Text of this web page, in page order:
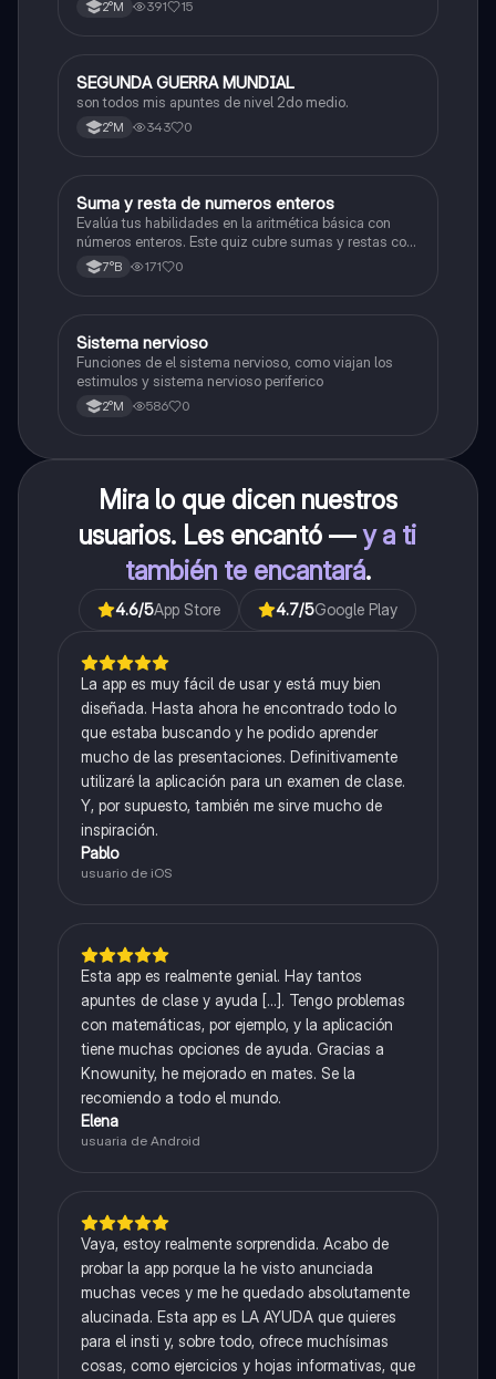
2°M 391 15
Historia
SEGUNDA GUERRA MUNDIAL
son todos mis apuntes de nivel 2do medio.
2°M 343 0
SMatemáticas
Suma y resta de numeros enteros
Evalúa tus habilidades en la aritmética básica con
números enteros. Este quiz cubre sumas y restas con
números positivos y negativos.
7°B 171 0
SBiología
Sistema nervioso
Funciones de el sistema nervioso, como viajan los
estimulos y sistema nervioso periferico
2°M 586 0
Mira lo que dicen nuestros
usuarios. Les encantó —y a ti
también te encantará.
4.6/5App Store 4.7/5Google Play
La app es muy fácil de usar y está muy bien
diseñada. Hasta ahora he encontrado todo lo
que estaba buscando y he podido aprender
mucho de las presentaciones. Definitivamente
utilizaré la aplicación para un examen de clase.
Y, por supuesto, también me sirve mucho de
inspiración.
Pablo
usuario de iOS
Esta app es realmente genial. Hay tantos
apuntes de clase y ayuda [...]. Tengo problemas
con matemáticas, por ejemplo, y la aplicación
tiene muchas opciones de ayuda. Gracias a
Knowunity, he mejorado en mates. Se la
recomiendo a todo el mundo.
Elena
usuaria de Android
Vaya, estoy realmente sorprendida. Acabo de
probar la app porque la he visto anunciada
muchas veces y me he quedado absolutamente
alucinada. Esta app es LA AYUDA que quieres
para el insti y, sobre todo, ofrece muchísimas
cosas, como ejercicios y hojas informativas, que